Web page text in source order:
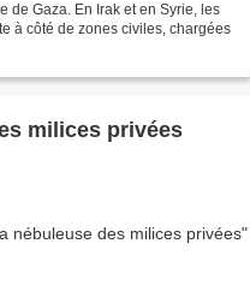
de Gaza. En Irak et en Syrie, les
à côté de zones civiles, chargées
milices privées